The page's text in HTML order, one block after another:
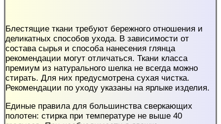
Блестящие ткани требуют бережного отношения и
деликатных способов ухода. В зависимости от
состава сырья и способа нанесения глянца
рекомендации могут отличаться. Ткани класса
премиум из натурального шелка не всегда можно
стирать. Для них предусмотрена сухая чистка.
Рекомендации по уходу указаны на ярлыке изделия.
Единые правила для большинства сверкающих
полотен: стирка при температуре не выше 40